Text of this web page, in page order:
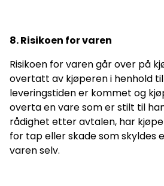
8. Risikoen for varen
Risikoen for varen går over på
overtatt av kjøperen i henhold
leveringstiden er kommet og
overta en vare som er stilt til
rådighet etter avtalen, har
for tap eller skade som skyldes
varen selv.